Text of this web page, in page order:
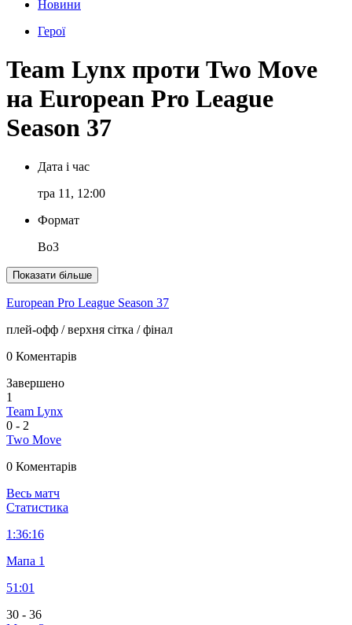
Новини
Герої
Team Lynx проти Two Move
на European Pro League
Season 37
Дата і час
тра 11, 12:00
Формат
Bo3
Показати більше
European Pro League Season 37
плей-офф / верхня сітка / фінал
0 Коментарів
Завершено
1
Team Lynx
0 - 2
Two Move
0 Коментарів
Весь матч
Статистика
1:36:16
Мапа 1
51:01
30 - 36